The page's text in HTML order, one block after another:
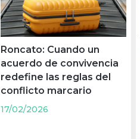
Roncato: Cuando un
acuerdo de convivencia
redefine las reglas del
conflicto marcario
17/02/2026